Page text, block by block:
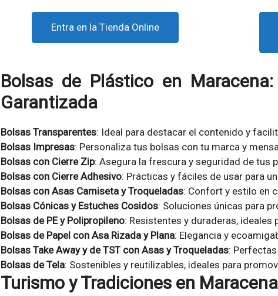
Entra en la Tienda Online
Bolsas de Plástico en
Garantizada
Bolsas Transparentes: Ideal para destacar el contenido y
Bolsas Impresas: Personaliza tus bolsas con tu marca y
Bolsas con Cierre Zip: Asegura la frescura y seguridad de tus
Bolsas con Cierre Adhesivo: Prácticas y fáciles de usar para
Bolsas con Asas Camiseta y Troqueladas: Confort y estilo en
Bolsas Cónicas y Estuches Cosidos: Soluciones únicas para
Bolsas de PE y Polipropileno: Resistentes y duraderas, ideales
Bolsas de Papel con Asa Rizada y Plana: Elegancia y
Bolsas Take Away y de TST con Asas y Troqueladas:
Bolsas de Tela: Sostenibles y reutilizables, ideales para
Turismo y Tradiciones en